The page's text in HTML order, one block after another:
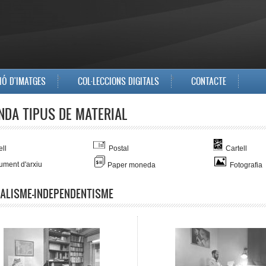
D'IMATGES COL·LECCIONS DIGITALS CONTACTE
TIPUS DE MATERIAL
Postal Cartell
d'arxiu
Paper moneda Fotografia
INDEPENDENTISME